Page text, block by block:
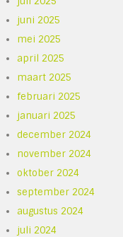
juni 2025
mei 2025
april 2025
maart 2025
februari 2025
januari 2025
december 2024
november 2024
oktober 2024
september 2024
augustus 2024
juli 2024